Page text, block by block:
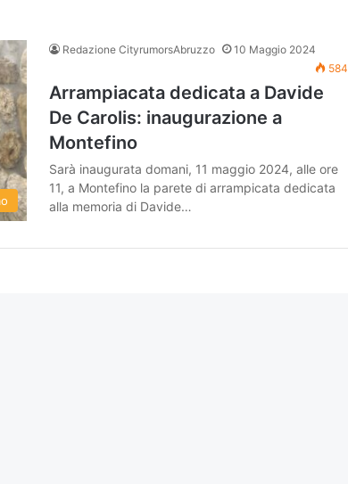
Redazione CityrumorsAbruzzo
10 Maggio 2024
584
Arrampiacata dedicata a Davide
De Carolis: inaugurazione a
Montefino
Sarà inaugurata domani, 11 maggio 2024, alle ore
11, a Montefino la parete di arrampicata dedicata
alla memoria di Davide…